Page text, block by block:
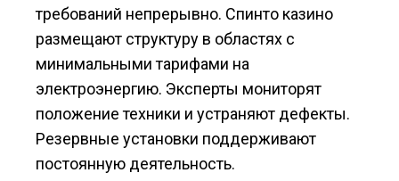
требований непрерывно. Спинто казино
размещают структуру в областях с
минимальными тарифами на
электроэнергию. Эксперты мониторят
положение техники и устраняют дефекты.
Резервные установки поддерживают
постоянную деятельность.